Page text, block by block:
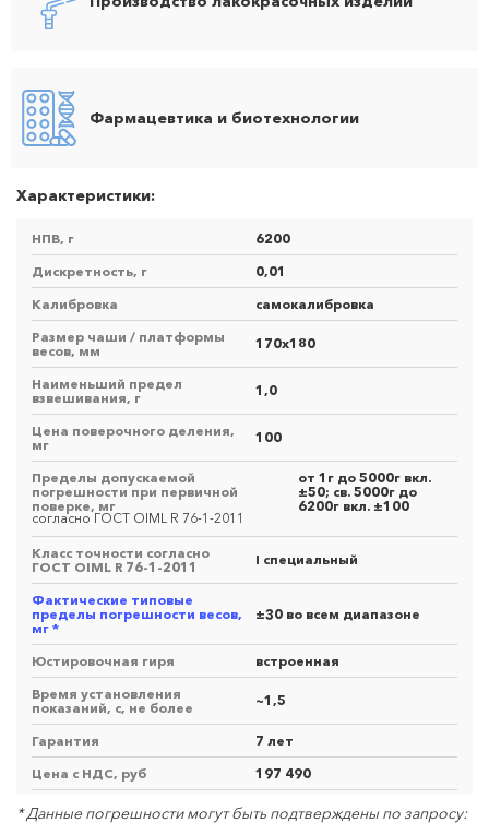
Фармацевтика и биотехнологии
Характеристики:
НПВ, г
6200
Дискретность, г
0,01
Калибровка
самокалибровка
Размер чаши / платформы
весов, мм
170х180
Наименьший предел
взвешивания, г
1,0
Цена поверочного деления,
мг
100
Пределы допускаемой
погрешности при первичной
поверке, мг
от 1г до 5000г вкл.
±50; св. 5000г до
6200г вкл. ±100
согласно ГОСТ OIML R 76-1-2011
Класс точности согласно
ГОСТ OIML R 76-1-2011
I специальный
Фактические типовые
пределы погрешности весов,
мг *
±30 во всем диапазоне
Юстировочная гиря
встроенная
Время установления
показаний, с, не более
~1,5
Гарантия
7 лет
Цена с НДС, руб
197 490
* Данные погрешности могут быть подтверждены по запросу: